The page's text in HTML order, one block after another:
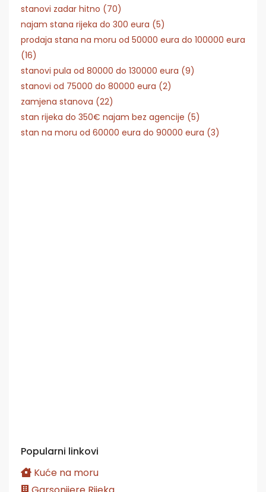
stanovi zadar hitno (70)
najam stana rijeka do 300 eura (5)
prodaja stana na moru od 50000 eura do 100000 eura
(16)
stanovi pula od 80000 do 130000 eura (9)
stanovi od 75000 do 80000 eura (2)
zamjena stanova (22)
stan rijeka do 350€ najam bez agencije (5)
stan na moru od 60000 eura do 90000 eura (3)
Popularni linkovi
Kuće na moru